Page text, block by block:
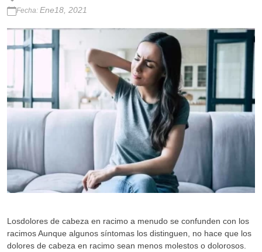
Fecha: Ene18, 2021
Losdolores de cabeza en racimo a menudo se confunden con los
racimos Aunque algunos síntomas los distinguen, no hace que los
dolores de cabeza en racimo sean menos molestos o dolorosos.